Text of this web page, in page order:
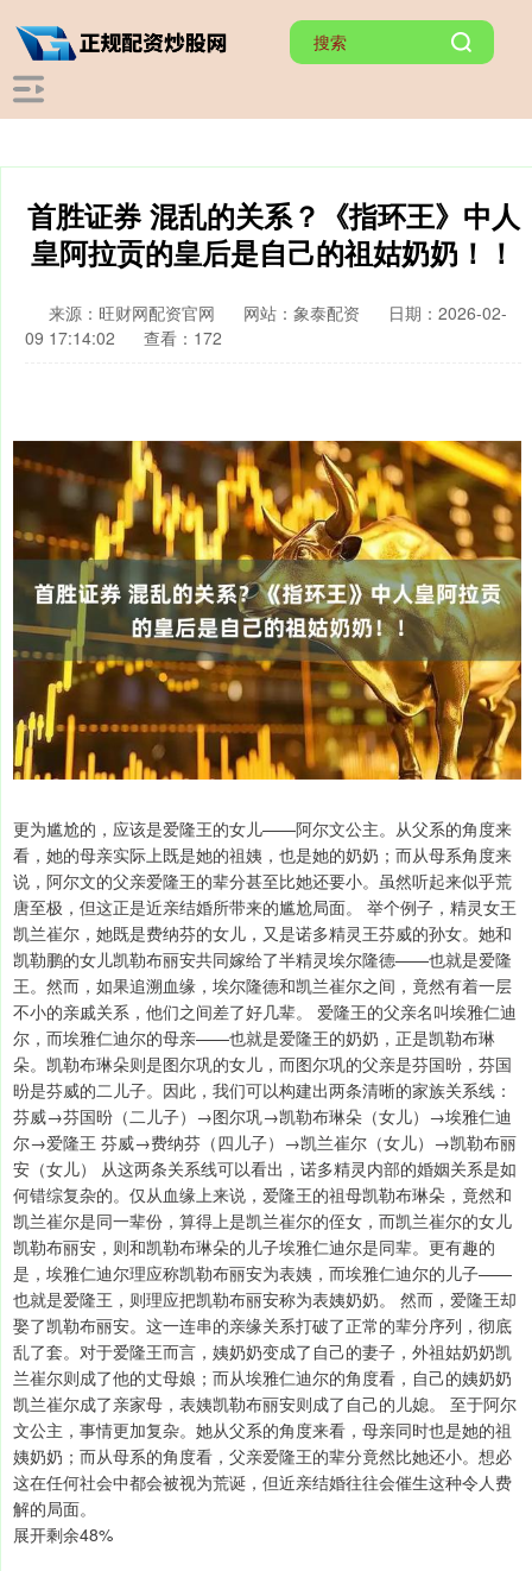
首胜证券 混乱的关系？《指环王》中人
皇阿拉贡的皇后是自己的祖姑奶奶！！
来源：旺财网配资官网 网站：象泰配资
日期：2026-02-
09 17:14:02
查看：172
更为尴尬的，应该是爱隆王的女儿——阿尔文公主。从父系的角度来
看，她的母亲实际上既是她的祖姨，也是她的奶奶；而从母系角度来
说，阿尔文的父亲爱隆王的辈分甚至比她还要小。虽然听起来似乎荒
唐至极，但这正是近亲结婚所带来的尴尬局面。 举个例子，精灵女王
凯兰崔尔，她既是费纳芬的女儿，又是诺多精灵王芬威的孙女。她和
凯勒鹏的女儿凯勒布丽安共同嫁给了半精灵埃尔隆德——也就是爱隆
王。然而，如果追溯血缘，埃尔隆德和凯兰崔尔之间，竟然有着一层
不小的亲戚关系，他们之间差了好几辈。 爱隆王的父亲名叫埃雅仁迪
尔，而埃雅仁迪尔的母亲——也就是爱隆王的奶奶，正是凯勒布琳
朵。凯勒布琳朵则是图尔巩的女儿，而图尔巩的父亲是芬国昐，芬国
昐是芬威的二儿子。因此，我们可以构建出两条清晰的家族关系线：
芬威→芬国昐（二儿子）→图尔巩→凯勒布琳朵（女儿）→埃雅仁迪
尔→爱隆王 芬威→费纳芬（四儿子）→凯兰崔尔（女儿）→凯勒布丽
安（女儿） 从这两条关系线可以看出，诺多精灵内部的婚姻关系是如
何错综复杂的。仅从血缘上来说，爱隆王的祖母凯勒布琳朵，竟然和
凯兰崔尔是同一辈份，算得上是凯兰崔尔的侄女，而凯兰崔尔的女儿
凯勒布丽安，则和凯勒布琳朵的儿子埃雅仁迪尔是同辈。更有趣的
是，埃雅仁迪尔理应称凯勒布丽安为表姨，而埃雅仁迪尔的儿子——
也就是爱隆王，则理应把凯勒布丽安称为表姨奶奶。 然而，爱隆王却
娶了凯勒布丽安。这一连串的亲缘关系打破了正常的辈分序列，彻底
乱了套。对于爱隆王而言，姨奶奶变成了自己的妻子，外祖姑奶奶凯
兰崔尔则成了他的丈母娘；而从埃雅仁迪尔的角度看，自己的姨奶奶
凯兰崔尔成了亲家母，表姨凯勒布丽安则成了自己的儿媳。 至于阿尔
文公主，事情更加复杂。她从父系的角度来看，母亲同时也是她的祖
姨奶奶；而从母系的角度看，父亲爱隆王的辈分竟然比她还小。想必
这在任何社会中都会被视为荒诞，但近亲结婚往往会催生这种令人费
解的局面。
展开剩余48%